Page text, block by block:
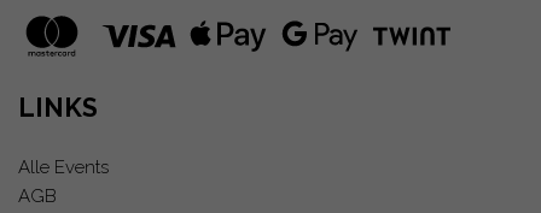
LINKS
Alle Events
AGB